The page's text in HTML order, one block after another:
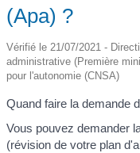
(Apa) ?
Vérifié le 21/07/2021 -
administrative (Première
pour l'autonomie (CNSA)
Quand faire la demande
Vous pouvez demander
(révision de votre plan